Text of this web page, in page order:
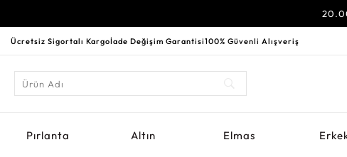
Ücretsiz Sigortalı Kargoİade Değişim Garantisi100% Güvenli Alışveriş
Pırlanta Altın Elmas